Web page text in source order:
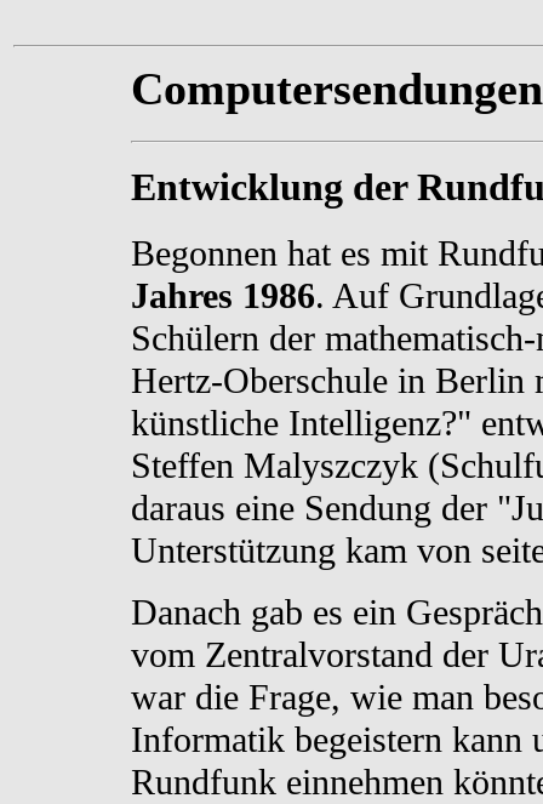
Entwicklung der
Begonnen hat es mit
Jahres 1986. Auf
Schülern der
Hertz-Oberschule in Berlin
künstliche Intelligenz?"
Steffen Malyszczyk
daraus eine Sendung der
Unterstützung kam von
Danach gab es ein
vom Zentralvorstand der
war die Frage, wie man
Informatik begeistern kann
Rundfunk einnehmen